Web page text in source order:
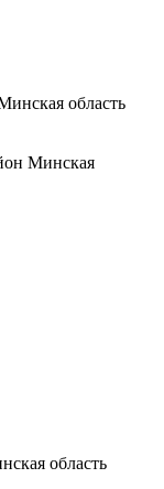
область
Минская
область